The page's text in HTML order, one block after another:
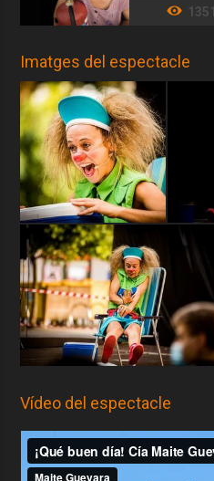
1351
Imatges del espectacle
Vídeo del espectacle